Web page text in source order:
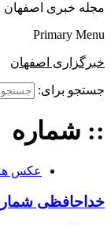
مجله خبری اصفهان
Primary Menu
خبرگزاری اصفهان
جستجو برای:
:: شماره
عکس
خداحافظی شماره 6 در بهشت